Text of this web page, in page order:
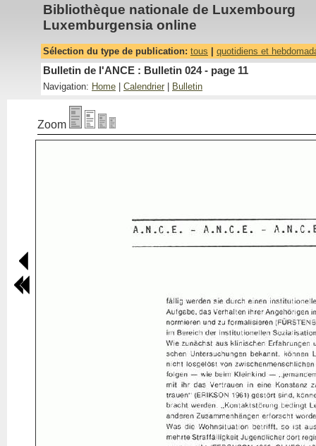
Bibliothèque nationale de Luxembourg
Luxemburgensia online
Sélection du type de publication: tous quotidiens et
Bulletin de l'ANCE : Bulletin 024 - page 11
Navigation: Home Calendrier Bulletin
Zoom